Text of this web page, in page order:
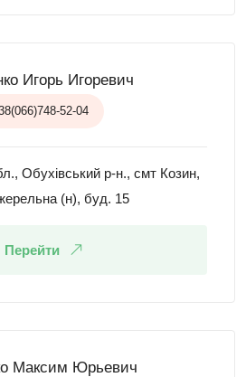
Игорь Игоревич
52-04
Обухівський р-н., смт Козин,
(н), буд. 15
Перейти
Максим Юрьевич